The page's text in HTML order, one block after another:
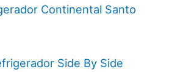
Continental Santo
Side By Side